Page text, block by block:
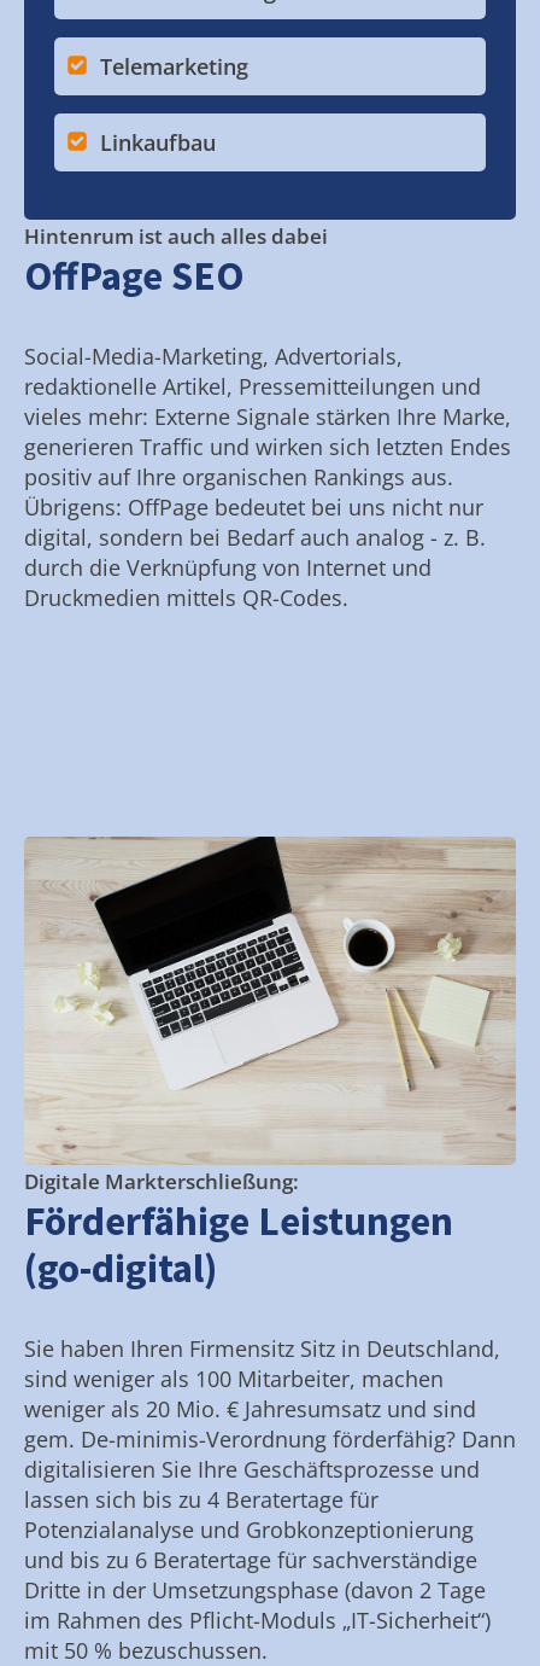
Telemarketing
Linkaufbau
Hintenrum ist auch alles dabei
OffPage SEO
Social-Media-Marketing, Advertorials,
redaktionelle Artikel, Pressemitteilungen und
vieles mehr: Externe Signale stärken Ihre Marke,
generieren Traffic und wirken sich letzten Endes
positiv auf Ihre organischen Rankings aus.
Übrigens: OffPage bedeutet bei uns nicht nur
digital, sondern bei Bedarf auch analog - z. B.
durch die Verknüpfung von Internet und
Druckmedien mittels QR-Codes.
Digitale Markterschließung:
Förderfähige Leistungen
(go-digital)
Sie haben Ihren Firmensitz Sitz in Deutschland,
sind weniger als 100 Mitarbeiter, machen
weniger als 20 Mio. € Jahresumsatz und sind
gem. De-minimis-Verordnung förderfähig? Dann
digitalisieren Sie Ihre Geschäftsprozesse und
lassen sich bis zu 4 Beratertage für
Potenzialanalyse und Grobkonzeptionierung
und bis zu 6 Beratertage für sachverständige
Dritte in der Umsetzungsphase (davon 2 Tage
im Rahmen des Pflicht-Moduls „IT-Sicherheit“)
mit 50 % bezuschussen.